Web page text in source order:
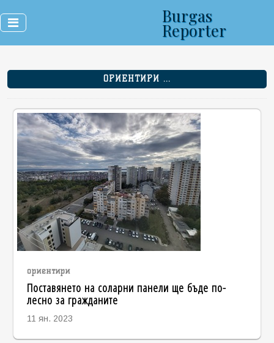
Burgas
Reporter
ОРИЕНТИРИ ...
ориентири
Поставянето на соларни панели ще бъде по-
лесно за гражданите
11 ян. 2023